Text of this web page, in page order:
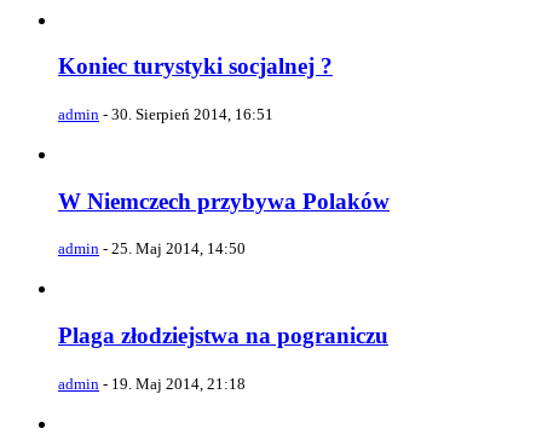
Koniec turystyki socjalnej ?
admin - 30. Sierpień 2014, 16:51
W Niemczech przybywa Polaków
admin - 25. Maj 2014, 14:50
Plaga złodziejstwa na pograniczu
admin - 19. Maj 2014, 21:18